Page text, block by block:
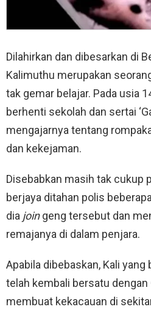
Dilahirkan dan dibesarkan di
Kalimuthu merupakan
tak gemar belajar. Pada usia
berhenti sekolah dan sertai
mengajarnya tentang
dan kekejaman.
Disebabkan masih tak cukup
berjaya ditahan polis
dia joingeng tersebut dan
remajanya di dalam penjara.
Apabila dibebaskan, Kali
telah kembali bersatu dengan
membuat kekacauan di